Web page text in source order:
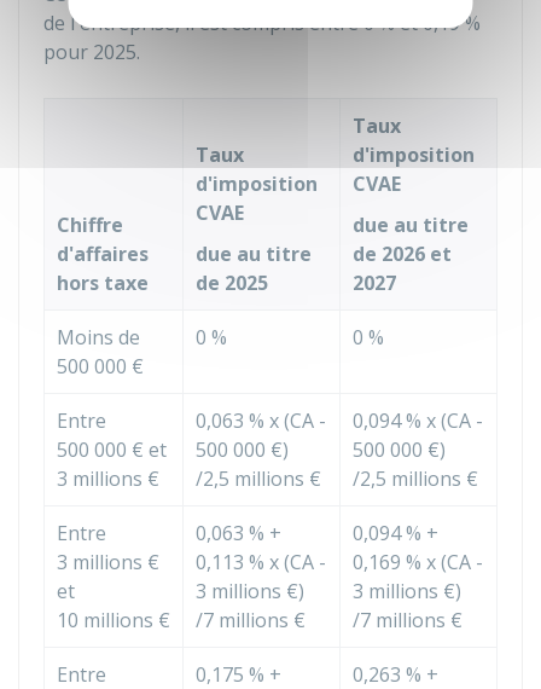
de l'entreprise, il est compris entre0 %et0,19 %
pour 2025.
Chiffre
d'affaires
hors taxe
Taux
d'imposition
CVAE
due au titre
de 2025
Taux
d'imposition
CVAE
due au titre
de 2026 et
2027
Moins de
500 000 €
0 % 0 %
Entre
500 000 € et
3 millions €
0,063 % x (CA -
500 000 €)
/2,5 millions €
0,094 % x (CA -
500 000 €)
/2,5 millions €
Entre
3 millions €
et
10 millions €
0,063 % +
0,113 % x (CA -
3 millions €)
/7 millions €
0,094 % +
0,169 % x (CA -
3 millions €)
/7 millions €
Entre
0,175 % +
0,263 % +